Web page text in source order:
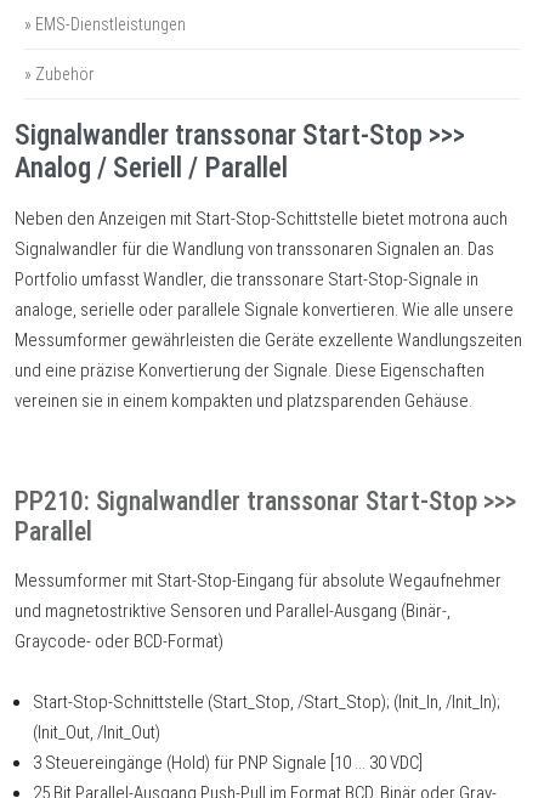
» EMS-Dienstleistungen
» Zubehör
Signalwandler transsonar Start-Stop >>>
Analog / Seriell / Parallel
Neben den Anzeigen mit Start-Stop-Schittstelle bietet motrona auch
Signalwandler für die Wandlung von transsonaren Signalen an. Das
Portfolio umfasst Wandler, die transsonare Start-Stop-Signale in
analoge, serielle oder parallele Signale konvertieren. Wie alle unsere
Messumformer gewährleisten die Geräte exzellente Wandlungszeiten
und eine präzise Konvertierung der Signale. Diese Eigenschaften
vereinen sie in einem kompakten und platzsparenden Gehäuse.
PP210: Signalwandler transsonar Start-Stop >>>
Parallel
Messumformer mit Start-Stop-Eingang für absolute Wegaufnehmer
und magnetostriktive Sensoren und Parallel-Ausgang (Binär-,
Graycode- oder BCD-Format)
Start-Stop-Schnittstelle (Start_Stop, /Start_Stop); (Init_In, /Init_In);
(Init_Out, /Init_Out)
3 Steuereingänge (Hold) für PNP Signale [10 ... 30 VDC]
25 Bit Parallel-Ausgang Push-Pull im Format BCD, Binär oder Gray-